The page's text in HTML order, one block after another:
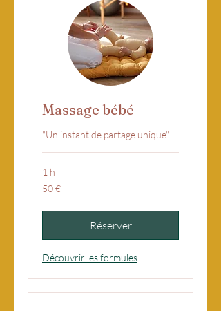
Massage bébé
"Un instant de partage unique"
1 h
50
euros
50 €
Réserver
Découvrir les formules